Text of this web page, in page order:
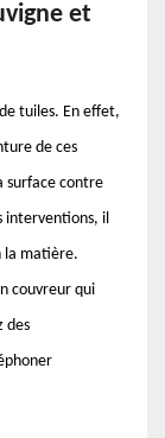
et
tuiles. En effet,
de ces
surface contre
interventions, il
la matière.
couvreur qui
des